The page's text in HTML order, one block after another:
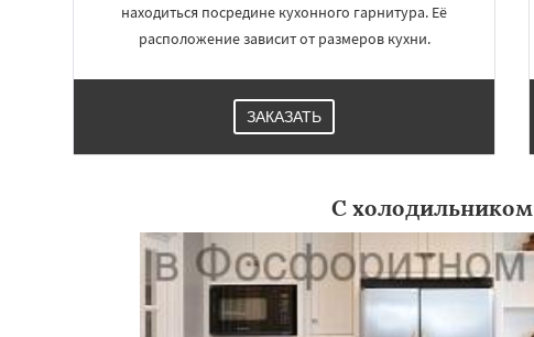
находиться посредине кухонного гарнитура. Её
расположение зависит от размеров кухни.
ЗАКАЗАТЬ
С холодильником